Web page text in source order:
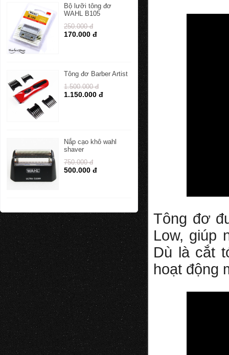
Bộ lưỡi tông đơ
WAHL B105
250.000 đ
170.000 đ
Tông đơ Barber Artist
1.500.000 đ
1.150.000 đ
Nắp cạo khô wahl
shaver
750.000 đ
500.000 đ
Tông đơ
Low, giúp
Dù là cắt
hoạt động